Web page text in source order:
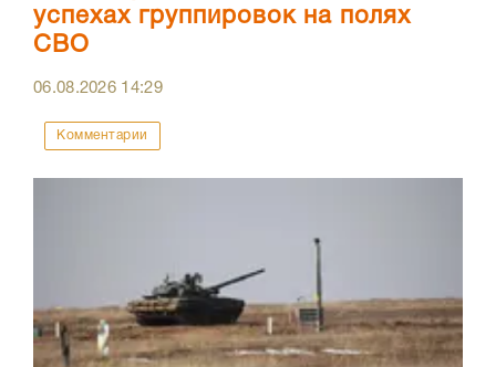
успехах группировок на полях
СВО
06.08.2026 14:29
Комментарии